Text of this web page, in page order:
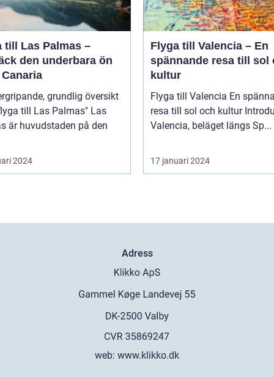
till Las Palmas –
den underbara ön
grundlig översikt
till Las Palmas" Las
är huvudstaden på den
2024
Flyga till Valencia – En
spännande resa till sol
kultur
Flyga till Valencia En spännande
resa till sol och kultur Introduktion
Valencia, beläget längs Sp...
17 januari 2024
Adress
web: www.klikko.dk